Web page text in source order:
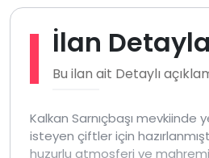
İlan
Bu ilan ait Detaylı
Kalkan Sarnıçbaşı mevkiinde
isteyen çiftler için
huzurlu atmosferi ve